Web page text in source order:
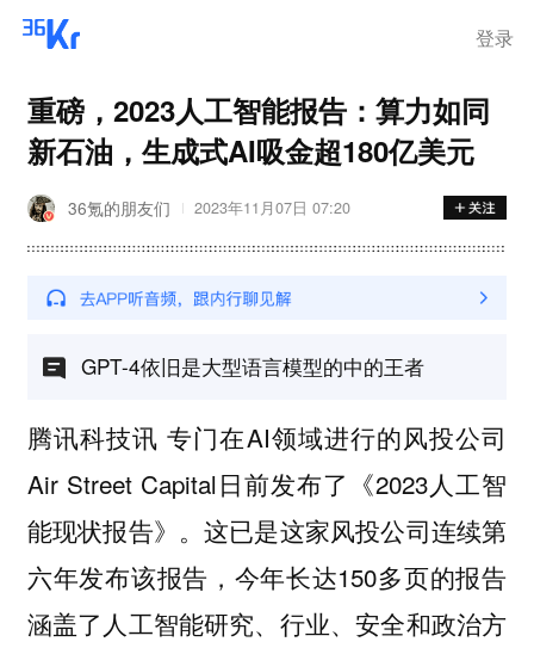
登录
重磅，2023人工智能报告：算力如同
新石油，生成式AI吸金超180亿美元
36氪的朋友们 2023年11月07日 07:20
GPT-4依旧是大型语言模型的中的王者
腾讯科技讯 专门在AI领域进行的风投公司
Air Street Capital日前发布了《2023人工智
能现状报告》。这已是这家风投公司连续第
六年发布该报告，今年长达150多页的报告
涵盖了人工智能研究、行业、安全和政治方